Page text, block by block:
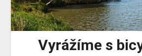
Vyrážíme s